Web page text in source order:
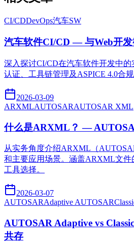
CI/CDDevOps汽车SW
汽车软件CI/CD — 与Web开
深入探讨CI/CD在汽车软件开发中
认证、工具链管理及ASPICE 4.0合规
2026-03-09
ARXMLAUTOSARAUTOSAR XML
什么是ARXML？ —
从实务角度介绍ARXML（
和主要应用场景。涵盖ARXML文件
工具选择。
2026-03-07
AUTOSARAdaptive AUTOSAR
AUTOSAR Adaptive vs
共存